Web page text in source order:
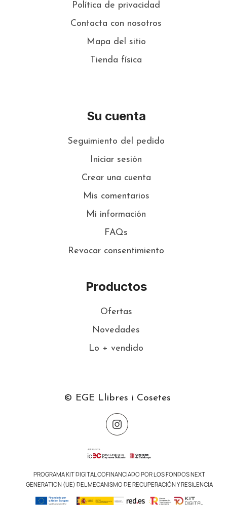
Política de privacidad
Contacta con nosotros
Mapa del sitio
Tienda física
Su cuenta
Seguimiento del pedido
Iniciar sesión
Crear una cuenta
Mis comentarios
Mi información
FAQs
Revocar consentimiento
Productos
Ofertas
Novedades
Lo + vendido
© EGE Llibres i Cosetes
PROGRAMA KIT DIGITAL COFINANCIADO POR LOS FONDOS NEXT
GENERATION (UE) DEL MECANISMO DE RECUPERACIÓN Y RESILENCIA